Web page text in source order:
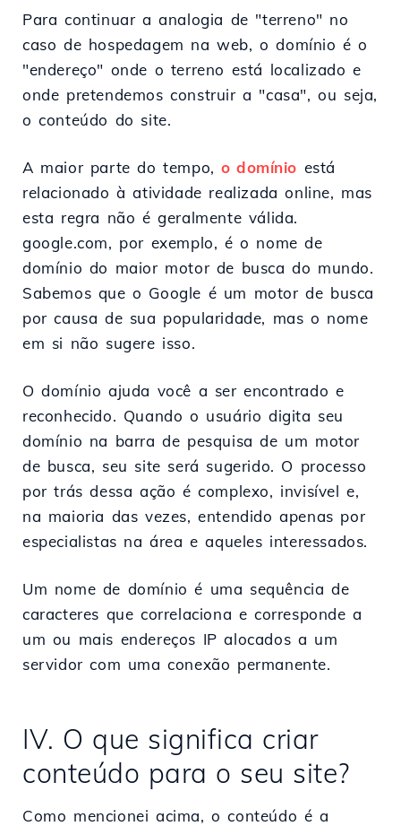
Para continuar a analogia de "terreno" no
caso de hospedagem na web, o domínio é o
"endereço" onde o terreno está localizado e
onde pretendemos construir a "casa", ou seja,
o conteúdo do site.
A maior parte do tempo,o domínio está
relacionado à atividade realizada online, mas
esta regra não é geralmente válida.
google.com, por exemplo, é o nome de
domínio do maior motor de busca do mundo.
Sabemos que o Google é um motor de busca
por causa de sua popularidade, mas o nome
em si não sugere isso.
O domínio ajuda você a ser encontrado e
reconhecido. Quando o usuário digita seu
domínio na barra de pesquisa de um motor
de busca, seu site será sugerido. O processo
por trás dessa ação é complexo, invisível e,
na maioria das vezes, entendido apenas por
especialistas na área e aqueles interessados.
Um nome de domínio é uma sequência de
caracteres que correlaciona e corresponde a
um ou mais endereços IP alocados a um
servidor com uma conexão permanente.
IV. O que significa criar
conteúdo para o seu site?
Como mencionei acima, o conteúdo é a